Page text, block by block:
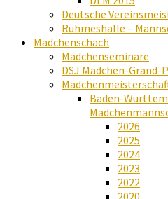
Deutsche
Ruhmeshalle –
Mädchenschach
Mädchenseminare
DSJ Mädchen-Grand-
Baden-
2026
2025
2024
2023
2022
2020